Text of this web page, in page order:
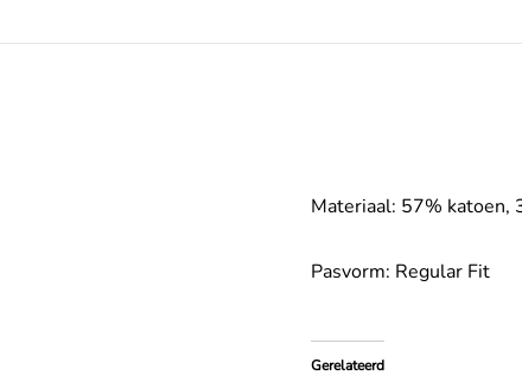
Materiaal: 57% katoen,
Pasvorm: Regular Fit
Gerelateerd